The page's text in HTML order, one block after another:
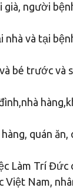
người
nhà và tại
bé trước và
quán
Làm Trí
Việt Nam,